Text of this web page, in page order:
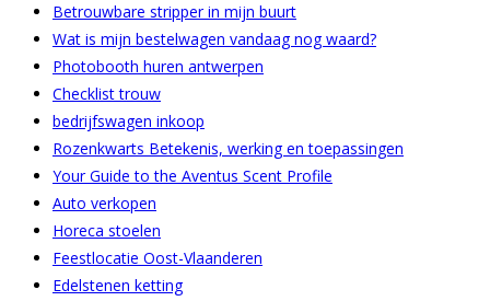
Betrouwbare stripper in mijn buurt
Wat is mijn bestelwagen vandaag nog waard?
Photobooth huren antwerpen
Checklist trouw
bedrijfswagen inkoop
Rozenkwarts Betekenis, werking en toepassingen
Your Guide to the Aventus Scent Profile
Auto verkopen
Horeca stoelen
Feestlocatie Oost-Vlaanderen
Edelstenen ketting